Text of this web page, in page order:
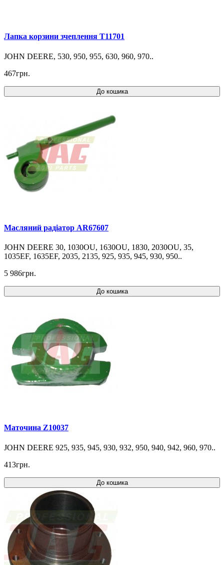
Лапка корзини зчеплення T11701
JOHN DEERE, 530, 950, 955, 630, 960, 970..
467грн.
До кошика
Масляний радіатор AR67607
JOHN DEERE 30, 1030OU, 1630OU, 1830, 2030OU, 35,
1035EF, 1635EF, 2035, 2135, 925, 935, 945, 930, 950..
5 986грн.
До кошика
Маточина Z10037
JOHN DEERE 925, 935, 945, 930, 932, 950, 940, 942, 960, 970..
413грн.
До кошика